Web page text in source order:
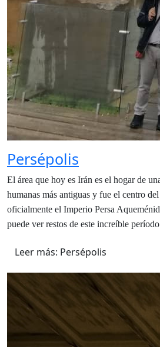
Persépolis
El área que hoy es Irán es el hogar de
humanas más antiguas y fue el centro
oficialmente el Imperio Persa
puede ver restos de este increíble
Leer más: Persépolis